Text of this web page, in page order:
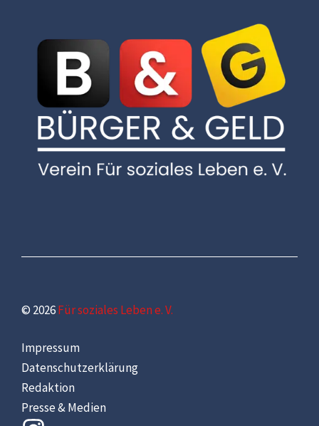
© 2026Für soziales Leben e. V.
Impressum
Datenschutzerklärung
Redaktion
Presse & Medien